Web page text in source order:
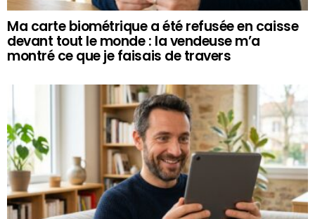
Ma carte biométrique a été refusée en caisse
devant tout le monde : la vendeuse m’a
montré ce que je faisais de travers